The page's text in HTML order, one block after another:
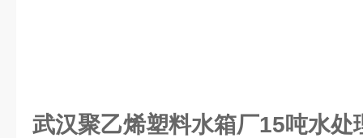
武汉聚乙烯塑料水箱厂15吨水处